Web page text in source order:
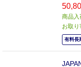
商品
お取り
有料長